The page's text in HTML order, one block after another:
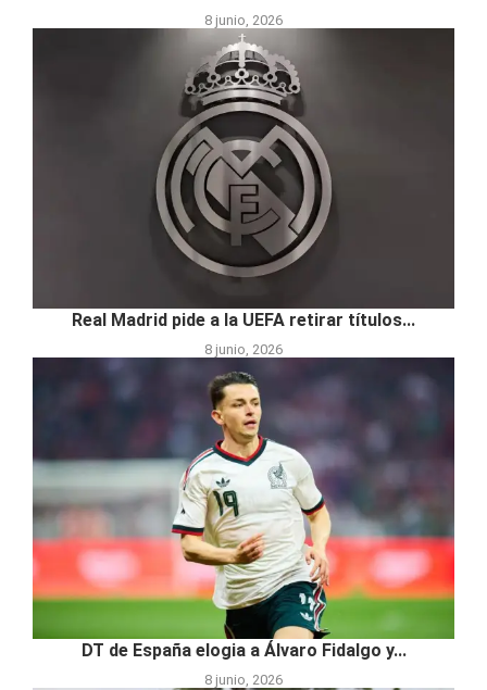
8 junio, 2026
Real Madrid pide a la UEFA retirar títulos...
8 junio, 2026
DT de España elogia a Álvaro Fidalgo y...
8 junio, 2026